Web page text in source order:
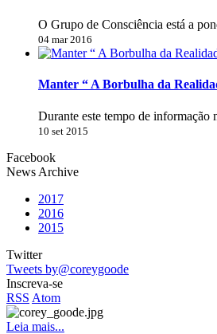
O Grupo de Consciência está a
04 mar 2016
Manter “ A Borbulha da
Durante este tempo de informação
10 set 2015
Facebook
News Archive
2017
2016
2015
Twitter
Tweets by@coreygoode
Inscreva-se
RSS Atom
Leia mais...